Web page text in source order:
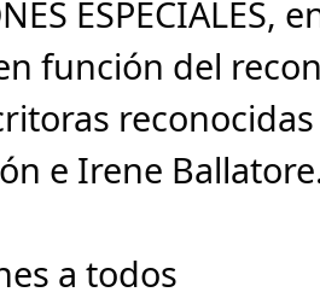
ESPECIALES,
función del
e Irene
a todos